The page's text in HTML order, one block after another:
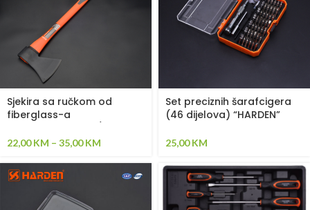
Sjekira sa ručkom od
fiberglass-a
22,00KM – 35,00KM
Set preciznih šarafcigera
(46 dijelova) “HARDEN”
25,00KM